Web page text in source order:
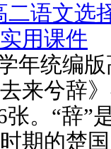
二语文选
用课件
年统编
来兮辞
。“辞”
期的楚